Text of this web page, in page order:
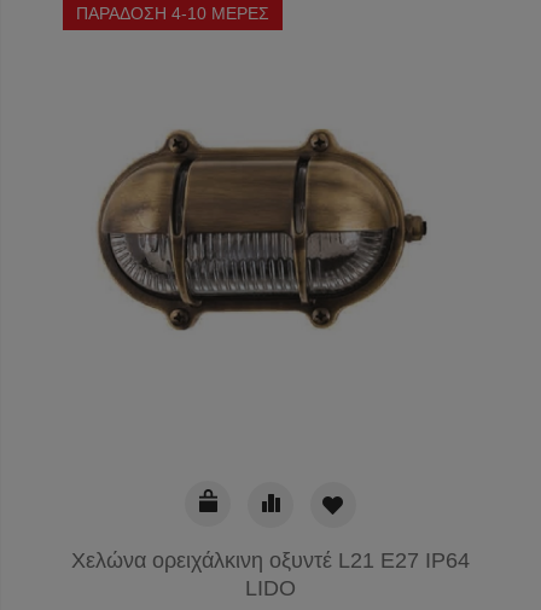
ΠΑΡΑΔΟΣΗ 4-10 ΜΕΡΕΣ
Χελώνα ορειχάλκινη οξυντέ L21 E27 IP64
LIDO